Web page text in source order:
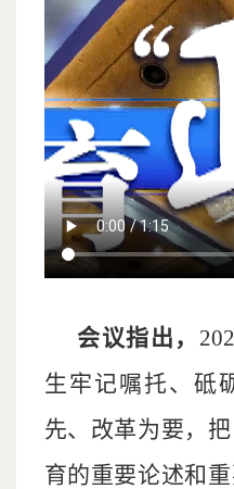
会议指出，
生牢记嘱托、砥
先、改革为要，
育的重要论述和